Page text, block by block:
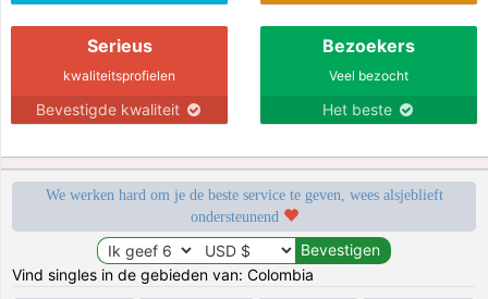
Serieus
kwaliteitsprofielen
Bevestigde kwaliteit
Bezoekers
Veel bezocht
Het beste
We werken hard om je de beste service te geven, wees alsjeblieft
ondersteunend
Vind singles in de gebieden van: Colombia